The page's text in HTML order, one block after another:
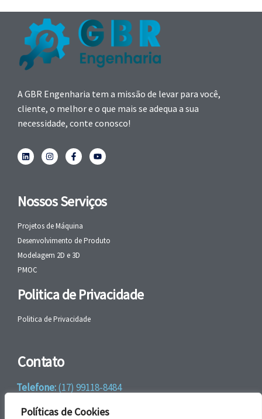
Políticas de Cookies
A GBR Engenharia tem a missão de levar para você,
cliente, o melhor e o que mais se adequa a sua
necessidade, conte conosco!
Nossos Serviços
Projetos de Máquina
Desenvolvimento de Produto
Modelagem 2D e 3D
PMOC
Politica de Privacidade
Politica de Privacidade
Contato
Telefone:(17) 99118-8484
WhatsApp:+55 (17) 99118-8484